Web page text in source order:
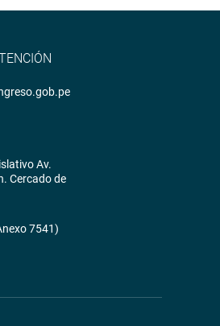
Av.
Cercado de
7541)